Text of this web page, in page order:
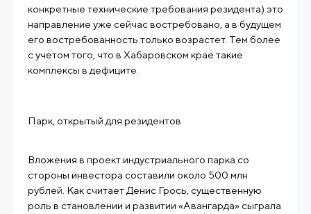
конкретные технические требования резидента) это
направление уже сейчас востребовано, а в будущем
его востребованность только возрастет. Тем более
с учетом того, что в Хабаровском крае такие
комплексы в дефиците.
Парк, открытый для резидентов
Вложения в проект индустриального парка со
стороны инвестора составили около 500 млн
рублей. Как считает Денис Грось, существенную
роль в становлении и развитии «Авангарда» сыграла